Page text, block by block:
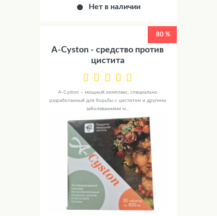
Нет в наличии
80 %
A-Cyston - средство против
цистита
A-Cyston – мощный комплекс, специально
разработанный для борьбы с циститом и другими
заболеваниями м...